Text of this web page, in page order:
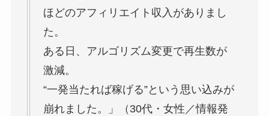
ほどのアフィリエイト収入がありまし
た。
ある日、アルゴリズム変更で再生数が
激減。
“一発当たれば稼げる”という思い込みが
崩れました。」（30代・女性／情報発